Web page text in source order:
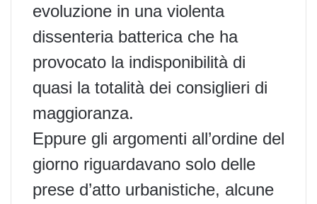
evoluzione in una violenta
dissenteria batterica che ha
provocato la indisponibilità di
quasi la totalità dei consiglieri di
maggioranza.
Eppure gli argomenti all’ordine del
giorno riguardavano solo delle
prese d’atto urbanistiche, alcune